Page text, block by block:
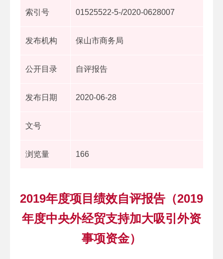
索引号 01525522-5-/2020-0628007
发布机构 保山市商务局
公开目录 自评报告
发布日期 2020-06-28
文号
浏览量 166
2019年度项目绩效自评报告（2019
年度中央外经贸支持加大吸引外资
事项资金）